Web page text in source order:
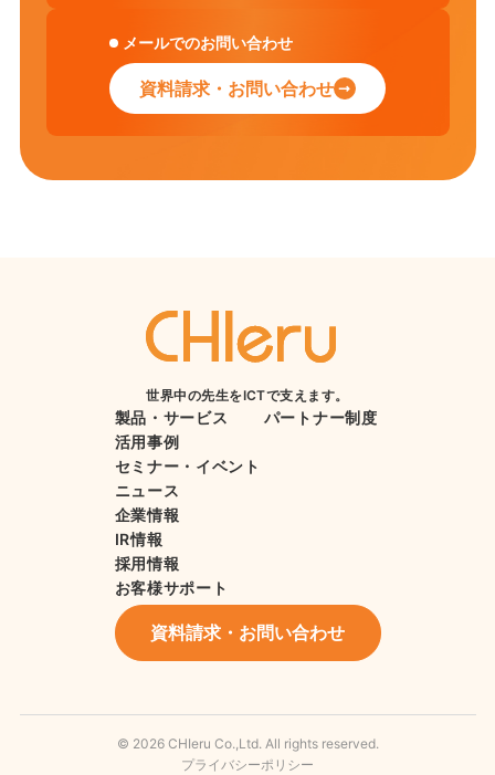
メールでのお問い合わせ
資料請求・お問い合わせ
世界中の先生をICTで支えます。
製品・サービス
活用事例
セミナー・イベント
ニュース
企業情報
IR情報
採用情報
お客様サポート
パートナー制度
資料請求・お問い合わせ
© 2026 CHIeru Co.,Ltd. All rights reserved.
プライバシーポリシー